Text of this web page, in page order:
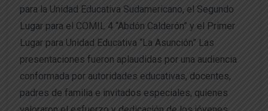
para la Unidad Educativa Sudamericano, el Segundo
Lugar para el COMIL 4 “Abdón Calderón” y el Primer
Lugar para Unidad Educativa “La Asunción” Las
presentaciones fueron aplaudidas por una audiencia
conformada por autoridades educativas, docentes,
padres de familia e invitados especiales, quienes